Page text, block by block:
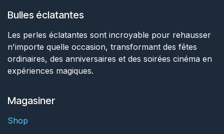
Bulles éclatantes
Les perles éclatantes sont incroyable pour rehausser
n'importe quelle occasion, transformant des fêtes
ordinaires, des anniversaires et des soirées cinéma en
expériences magiques.
Magasiner
Shop